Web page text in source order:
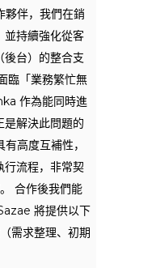
伴，我們在銷
並持續強化從客
後台）的整合支
臨「業務繁忙無
作為能同時進
是解決此問題的
高度互補性，
行流程，非常契
合作後我們能
將提供以下
需求整理、初期